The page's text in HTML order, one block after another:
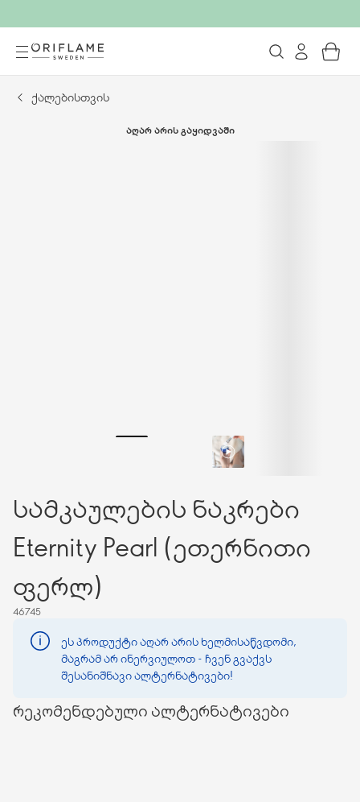
ქალებისთვის
ᲐᲦᲐᲠ ᲐᲠᲘᲡ ᲒᲐᲧᲘᲓᲕᲐᲨᲘ
სამკაულების ნაკრები
Eternity Pearl (ეთერნითი
ფერლ)
46745
ეს პროდუქტი აღარ არის ხელმისაწვდომი,
მაგრამ არ ინერვიულოთ - ჩვენ გვაქვს
შესანიშნავი ალტერნატივები!
რეკომენდებული ალტერნატივები